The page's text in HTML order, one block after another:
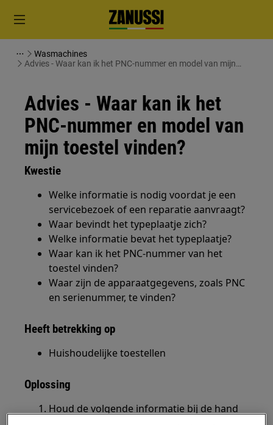
Wasmachines
Advies - Waar kan ik het PNC-nummer en model van mijn
Advies - Waar kan ik het
PNC-nummer en model van
mijn toestel vinden?
Kwestie
Welke informatie is nodig voordat je een
servicebezoek of een reparatie aanvraagt?
Waar bevindt het typeplaatje zich?
Welke informatie bevat het typeplaatje?
Waar kan ik het PNC-nummer van het
toestel vinden?
Waar zijn de apparaatgegevens, zoals PNC
en serienummer, te vinden?
Heeft betrekking op
Huishoudelijke toestellen
Oplossing
Houd de volgende informatie bij de hand